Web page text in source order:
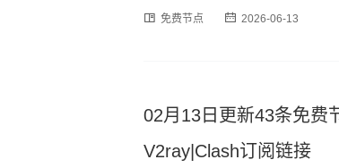
订阅格式，用户可通过以下链
免费节点 2026-06-13
02月13日更新43条免费
V2ray|Clash订阅链接